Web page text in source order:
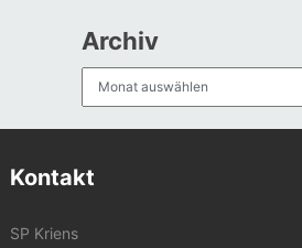
Archiv
Kontakt
SP Kriens